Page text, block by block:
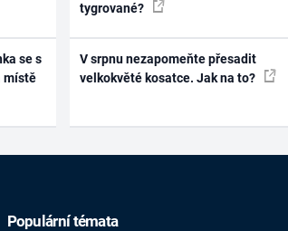
se s
místě
tygrované?
V srpnu nezapomeňte přesadit
velkokvěté kosatce. Jak na to?
Populární témata